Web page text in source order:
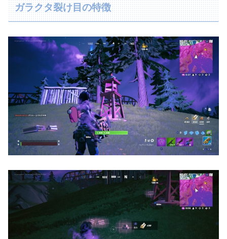
ガラクタ裂け目の特徴